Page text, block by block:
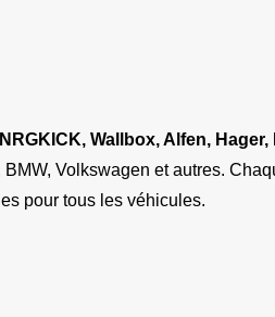
NRGKICK, Wallbox, Alfen,
Volkswagen et autres.
pour tous les véhicules.